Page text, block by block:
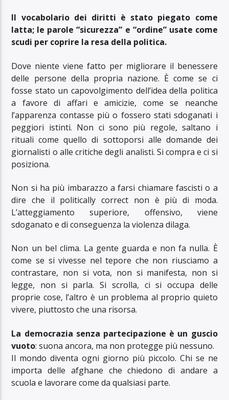
Il vocabolario dei diritti è stato piegato come
latta; le parole “sicurezza” e “ordine” usate come
scudi per coprire la resa della politica.
Dove niente viene fatto per migliorare il benessere
delle persone della propria nazione. È come se ci
fosse stato un capovolgimento dell’idea della politica
a favore di affari e amicizie, come se neanche
l’apparenza contasse più o fossero stati sdoganati i
peggiori istinti. Non ci sono più regole, saltano i
rituali come quello di sottoporsi alle domande dei
giornalisti o alle critiche degli analisti. Si compra e ci si
posiziona.
Non si ha più imbarazzo a farsi chiamare fascisti o a
dire che il politically correct non è più di moda.
L’atteggiamento superiore, offensivo, viene
sdoganato e di conseguenza la violenza dilaga.
Non un bel clima. La gente guarda e non fa nulla. È
come se si vivesse nel tepore che non riusciamo a
contrastare, non si vota, non si manifesta, non si
legge, non si parla. Si scrolla, ci si occupa delle
proprie cose, l’altro è un problema al proprio quieto
vivere, piuttosto che una risorsa.
La democrazia senza partecipazione è un guscio
vuoto: suona ancora, ma non protegge più nessuno.
Il mondo diventa ogni giorno più piccolo. Chi se ne
importa delle afghane che chiedono di andare a
scuola e lavorare come da qualsiasi parte.